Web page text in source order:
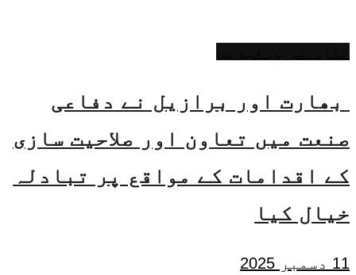
بھارت اور برازیل نے دفاعی
صنعت میں تعاون اور صلاحیت سازی
کے اقدامات کے مواقع پر تبادلہ
خیال کیا
11 دسمبر 2025